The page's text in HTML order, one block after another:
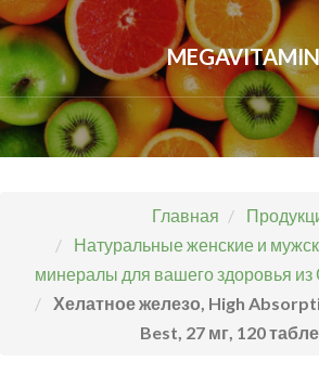
MEGAVITAMIN
Главная
Натуральные женские и
минералы для вашего здоровья
Хелатное железо, High
Best, 27 мг, 120